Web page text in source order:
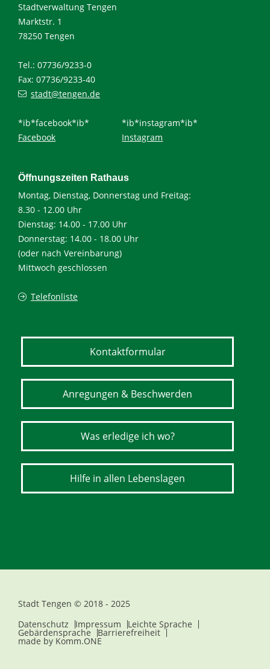
Stadtverwaltung Tengen
Marktstr. 1
78250 Tengen
Tel.: 07736/9233-0
Fax: 07736/9233-40
stadt@tengen.de
*ib*facebook*ib*
Facebook
*ib*instagram*ib*
Instagram
Öffnungszeiten Rathaus
Montag, Dienstag, Donnerstag und Freitag:
8.30 - 12.00 Uhr
Dienstag: 14.00 - 17.00 Uhr
Donnerstag: 14.00 - 18.00 Uhr
(oder nach Vereinbarung)
Mittwoch geschlossen
Telefonliste
Kontaktformular
Anregungen & Beschwerden
Was erledige ich wo?
Hilfe in allen Lebenslagen
Stadt Tengen © 2018 - 2025
Datenschutz
Impressum Leichte Sprache
Gebärdensprache Barrierefreiheit
made by Komm.ONE